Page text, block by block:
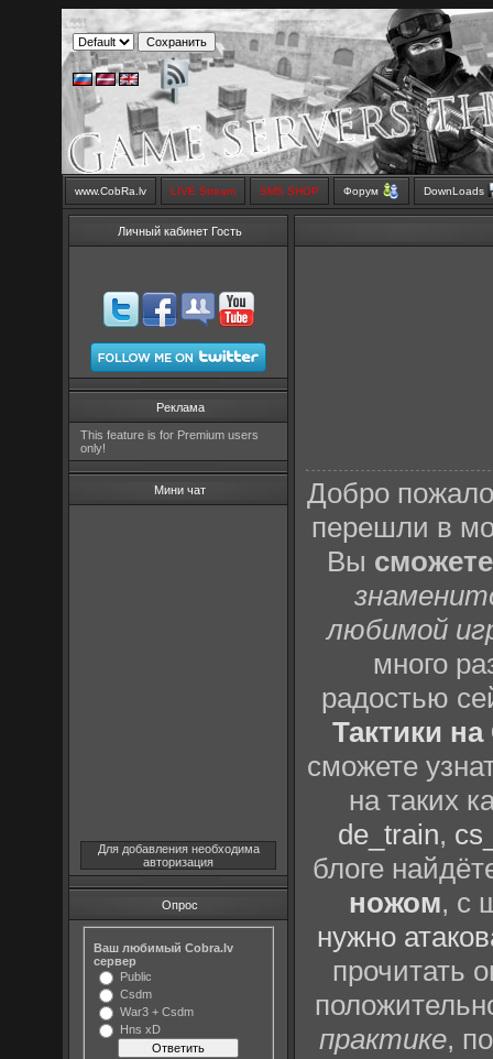
www.CobRa.lv LIVE Stream SMS SHOP Форум DownLoads
Личный кабинет Гость
Реклама
This feature is for Premium users
only!
Мини чат
Для добавления необходима
авторизация
Опрос
Ваш любимый Cobra.lv
сервер
Public
Csdm
War3 + Csdm
Hns xD
Добро
перешли в
Вы
любимой
много
радостью
Тактики
сможете
на таких
de_train,
блоге
ножом, с
нужно
прочитать
практике,